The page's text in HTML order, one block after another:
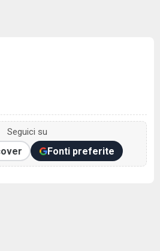
Seguici su
Fonti preferite